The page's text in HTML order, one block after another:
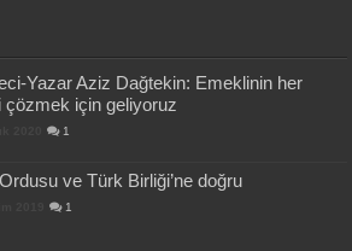
Yazar Aziz Dağtekin: Emeklinin her
çözmek için geliyoruz
1
ve Türk Birliği’ne doğru
1